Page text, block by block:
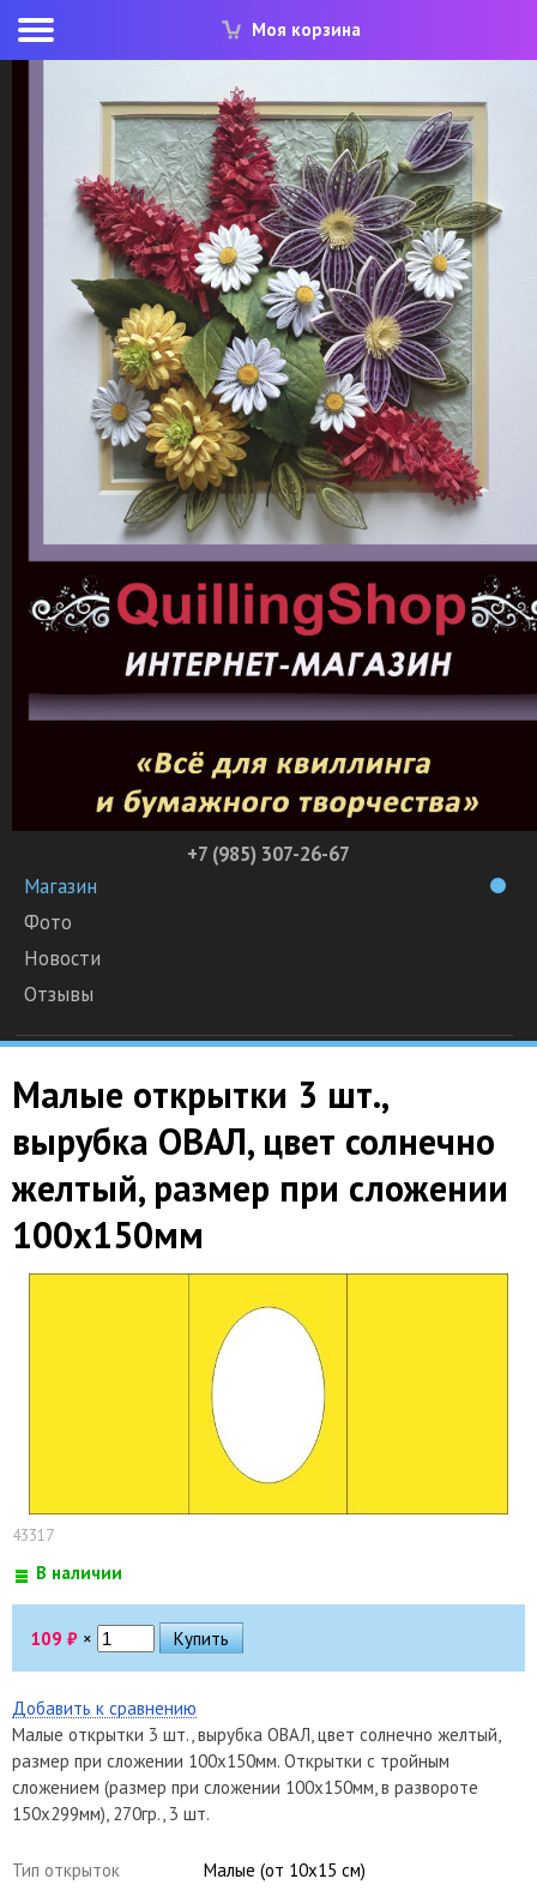
Моя корзина
+7 (985) 307-26-67
Магазин
Фото
Новости
Отзывы
Малые открытки 3 шт.,
вырубка ОВАЛ, цвет солнечно
желтый, размер при сложении
100х150мм
43317
В наличии
109 ₽ ×
Добавить к сравнению
Малые открытки 3 шт., вырубка ОВАЛ, цвет солнечно желтый,
размер при сложении 100х150мм. Открытки с тройным
сложением (размер при сложении 100х150мм, в развороте
150х299мм), 270гр., 3 шт.
Тип открыток
Малые (от 10х15 см)